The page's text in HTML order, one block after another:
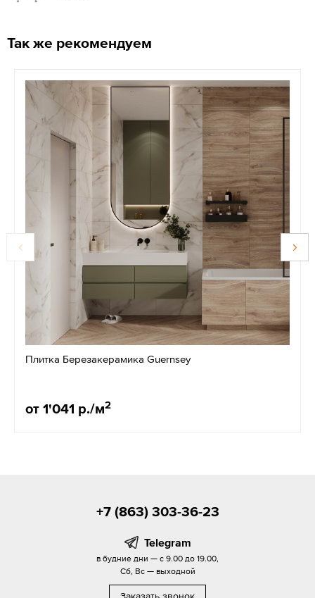
Так же рекомендуем
Плитка Березакерамика Guernsey
от 1'041 р./м2
+7 (863) 303-36-23
Telegram
в будние дни — с 9.00 до 19.00,
Сб, Вс — выходной